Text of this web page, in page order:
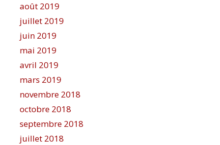
août 2019
juillet 2019
juin 2019
mai 2019
avril 2019
mars 2019
novembre 2018
octobre 2018
septembre 2018
juillet 2018